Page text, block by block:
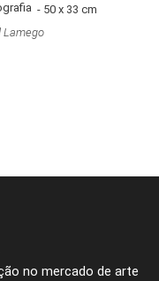
- 50 x 33 cm
Lamego
no mercado de arte